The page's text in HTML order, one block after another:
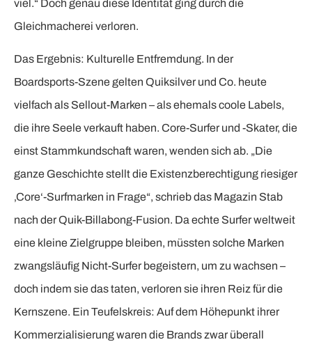
viel.“ Doch genau diese Identität ging durch die
Gleichmacherei verloren.
Das Ergebnis: Kulturelle Entfremdung. In der
Boardsports-Szene gelten Quiksilver und Co. heute
vielfach als Sellout-Marken – als ehemals coole Labels,
die ihre Seele verkauft haben. Core-Surfer und -Skater, die
einst Stammkundschaft waren, wenden sich ab. „Die
ganze Geschichte stellt die Existenzberechtigung riesiger
‚Core‘-Surfmarken in Frage“, schrieb das Magazin Stab
nach der Quik-Billabong-Fusion. Da echte Surfer weltweit
eine kleine Zielgruppe bleiben, müssten solche Marken
zwangsläufig Nicht-Surfer begeistern, um zu wachsen –
doch indem sie das taten, verloren sie ihren Reiz für die
Kernszene. Ein Teufelskreis: Auf dem Höhepunkt ihrer
Kommerzialisierung waren die Brands zwar überall